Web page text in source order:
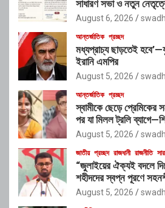
সাধারণ সভা ও নতুন
August 6, 2026
আন্তর্জাতিক প্রচ্ছদ
মধ্যপ্রাচ্য ছাড়তেই
ইরানি এমপির
August 5, 2026
আন্তর্জাতিক প্রচ্ছদ
স্বামীকে ছেড়ে প্রেমিকের
পর যা মিলল ট্রলি
August 5, 2026
জাতীয় প্রচ্ছদ রাজধানী রাজনীতি
“জুলাইয়ের ঐক্যই বদলে
শহীদদের স্বপ্ন পূরণে
রাশেদ খাঁন
August 5, 2026